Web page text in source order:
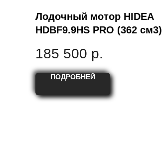
Лодочный мотор HIDEA
HDBF9.9HS PRO (362 см3)
185 500 р.
ПОДРОБНЕЙ